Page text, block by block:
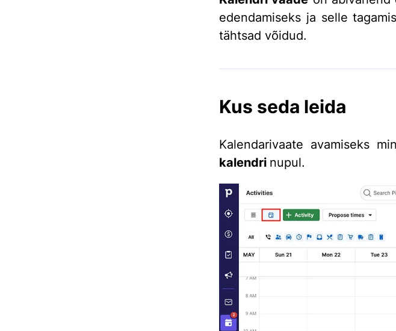
edendamiseks ja selle
tähtsad võidud.
Kus seda leida
Kalendarivaate avamiseks
kalendri nupul.